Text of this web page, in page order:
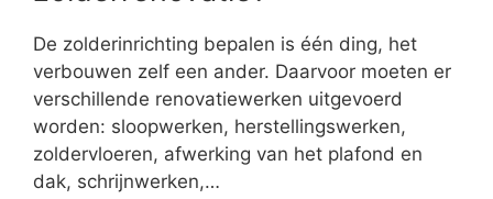
De zolderinrichting bepalen is één ding, het
verbouwen zelf een ander. Daarvoor moeten er
verschillende renovatiewerken uitgevoerd
worden: sloopwerken, herstellingswerken,
zoldervloeren, afwerking van het plafond en
dak, schrijnwerken,…